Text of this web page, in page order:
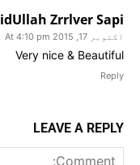
Zrrlver Sapi
اکتوبر 17, 2015 At 4:10 pm
Very nice & Beautiful
Reply
LEAVE A REPLY